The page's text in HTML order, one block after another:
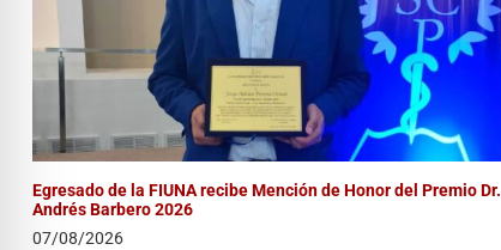
Egresado de la FIUNA recibe Mención de Honor del Premio Dr.
Andrés Barbero 2026
07/08/2026